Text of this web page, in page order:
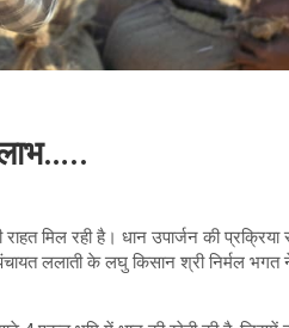
लाभ…..
राहत मिल रही है। धान उपार्जन की
ललाती के लघु किसान श्री निर्मल भगत